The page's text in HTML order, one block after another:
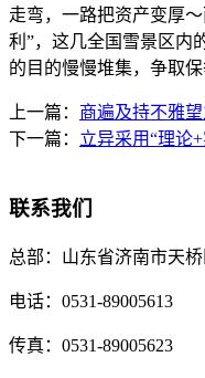
走弯，一路把资产变厚
利”，这几全国雪景区内
的目的慢慢堆集，争取保
上一篇： 商遍及持不雅
下一篇： 立异采用“理论
联系我们
总部： 山东省济南市天
电话： 0531-89005613
传真： 0531-89005623